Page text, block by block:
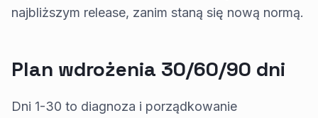
najbliższym release, zanim staną się nową normą.
Plan wdrożenia 30/60/90 dni
Dni 1-30 to diagnoza i porządkowanie